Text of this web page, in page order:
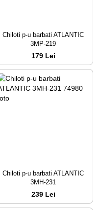
Chiloti p-u barbati ATLANTIC
3MP-219
179 Lei
Chiloti p-u barbati ATLANTIC
3MH-231
239 Lei